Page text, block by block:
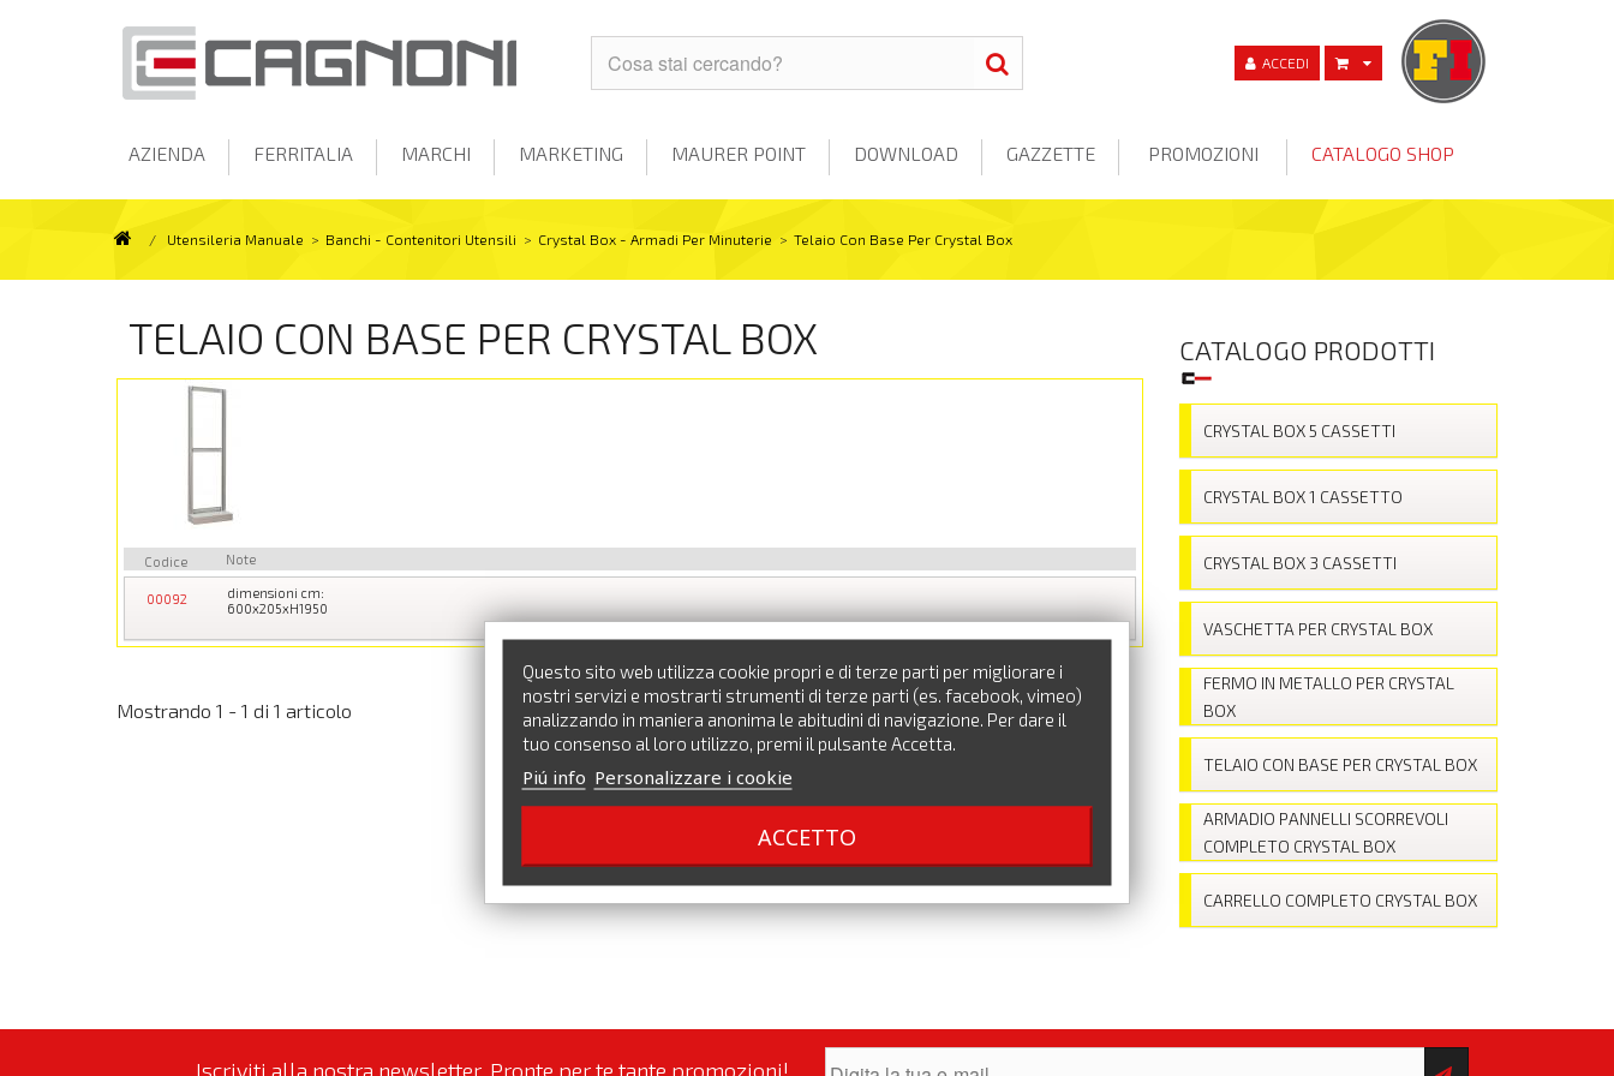
ACCEDI
AZIENDA FERRITALIA MARCHI MARKETING MAURER POINT DOWNLOAD GAZZETTE PROMOZIONI CATALOGO SHOP
/ Utensileria Manuale > Banchi - Contenitori Utensili > Crystal Box - Armadi Per Minuterie > Telaio Con Base Per Crystal Box
TELAIO CON BASE PER CRYSTAL BOX
Codice Note
00092
dimensioni cm:
600x205xH1950
Mostrando 1 - 1 di 1 articolo
CATALOGO PRODOTTI
CRYSTAL BOX 5 CASSETTI
CRYSTAL BOX 1 CASSETTO
CRYSTAL BOX 3 CASSETTI
VASCHETTA PER CRYSTAL BOX
FERMO IN METALLO PER CRYSTAL
BOX
TELAIO CON BASE PER CRYSTAL BOX
ARMADIO PANNELLI SCORREVOLI
COMPLETO CRYSTAL BOX
CARRELLO COMPLETO CRYSTAL BOX
Iscriviti alla nostra newsletter. Pronte per te tante promozioni!
Questo sito web utilizza cookie propri e di terze parti per migliorare i
nostri servizi e mostrarti strumenti di terze parti (es. facebook, vimeo)
analizzando in maniera anonima le abitudini di navigazione. Per dare il
tuo consenso al loro utilizzo, premi il pulsante Accetta.
Piú info Personalizzare i cookie
ACCETTO